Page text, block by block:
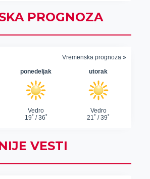
PROGNOZA
VESTI